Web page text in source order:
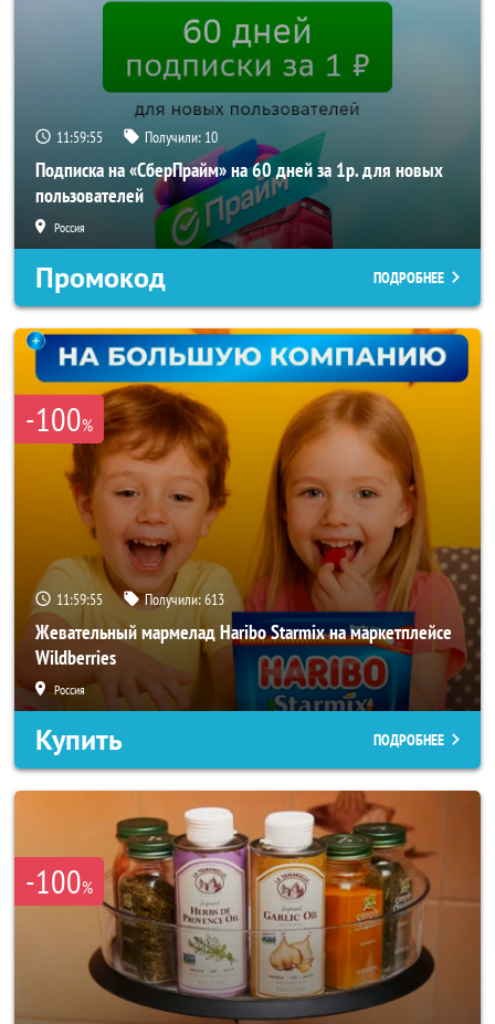
11:59:53 Получили: 10
Подписка на «СберПрайм» на 60 дней за 1р. для новых
пользователей
Россия
Промокод ПОДРОБНЕЕ
-100%
11:59:53 Получили:613
Жевательный мармелад Haribo Starmix на маркетплейсе
Wildberries
Россия
Купить ПОДРОБНЕЕ
-100%